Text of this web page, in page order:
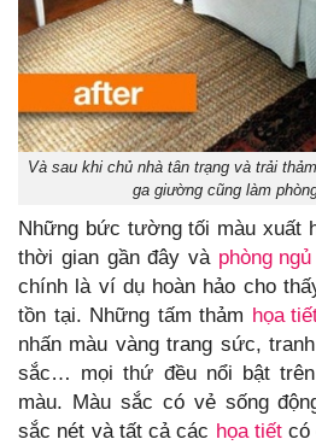
Và sau khi chủ nhà tân trạng và trải
ga giường cũng làm
Những bức tường tối màu xuất
thời gian gần đây và phòng ngủ
chính là ví dụ hoàn hảo cho
tồn tại. Những tấm thảm họa
nhấn màu vàng trang sức,
sắc… mọi thứ đều nổi bật
màu. Màu sắc có vẻ sống
sắc nét và tất cả các họa tiếtcó